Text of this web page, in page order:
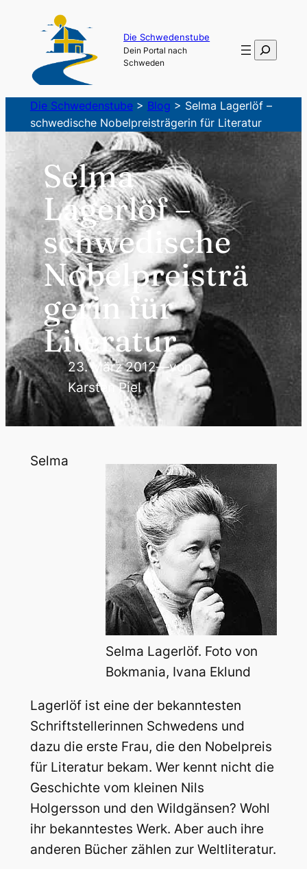
springen
Die Schwedenstube
Dein Portal nach
Schweden
Suchen
Die Schwedenstube> Blog > Selma Lagerlöf –
schwedische Nobelpreisträgerin für Literatur
Selma
Lagerlöf –
schwedische
Nobelpreisträ
gerin für
Literatur
23. März 2012—von
Karsten Piel
Selma Lagerlöf. Foto von
Bokmania, Ivana Eklund
Selma
Lagerlöf ist eine der bekanntesten
Schriftstellerinnen Schwedens und
dazu die erste Frau, die den Nobelpreis
für Literatur bekam. Wer kennt nicht die
Geschichte vom kleinen Nils
Holgersson und den Wildgänsen? Wohl
ihr bekanntestes Werk. Aber auch ihre
anderen Bücher zählen zur Weltliteratur.